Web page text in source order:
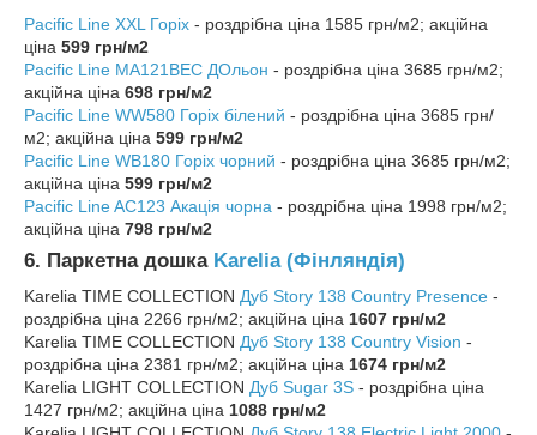
Pacific Line XXL Горіх - роздрібна ціна 1585 грн/м2; акційна
ціна 599 грн/м2
Pacific Line MA121BEC ДОльон - роздрібна ціна 3685 грн/м2;
акційна ціна 698 грн/м2
Pacific Line WW580 Горіх білений - роздрібна ціна 3685 грн/
м2; акційна ціна 599 грн/м2
Pacific Line WB180 Горіх чорний - роздрібна ціна 3685 грн/м2;
акційна ціна 599 грн/м2
Pacific Line AC123 Акація чорна - роздрібна ціна 1998 грн/м2;
акційна ціна 798 грн/м2
6. Паркетна дошка Karelia (Фінляндія)
Karelia TIME COLLECTION Дуб Story 138 Country Presence -
роздрібна ціна 2266 грн/м2; акційна ціна 1607 грн/м2
Karelia TIME COLLECTION Дуб Story 138 Country Vision -
роздрібна ціна 2381 грн/м2; акційна ціна 1674 грн/м2
Karelia LIGHT COLLECTION Дуб Sugar 3S - роздрібна ціна
1427 грн/м2; акційна ціна 1088 грн/м2